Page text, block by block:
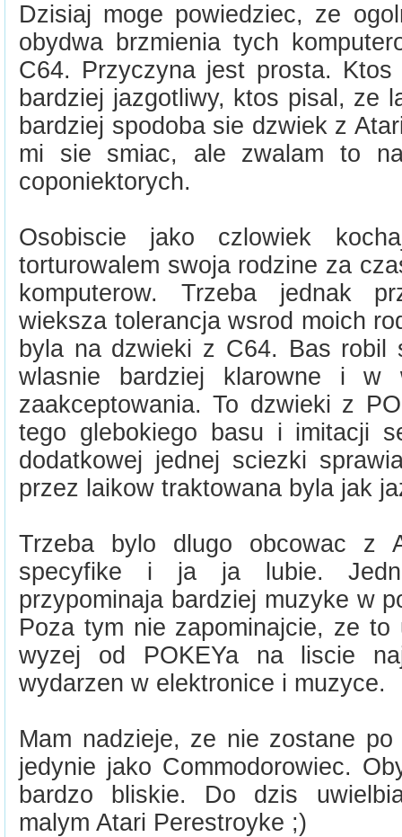
Dzisiaj moge powiedziec, ze
obydwa brzmienia tych
C64. Przyczyna jest prosta.
bardziej jazgotliwy, ktos pisal, ze
bardziej spodoba sie dzwiek z
mi sie smiac, ale zwalam to
coponiektorych.
Osobiscie jako czlowiek
torturowalem swoja rodzine za
komputerow. Trzeba jednak
wieksza tolerancja wsrod moich
byla na dzwieki z C64. Bas robil
wlasnie bardziej klarowne i w
zaakceptowania. To dzwieki z
tego glebokiego basu i imitacji
dodatkowej jednej sciezki
przez laikow traktowana byla jak
Trzeba bylo dlugo obcowac z
specyfike i ja ja lubie.
przypominaja bardziej muzyke w
Poza tym nie zapominajcie, ze
wyzej od POKEYa na liscie
wydarzen w elektronice i muzyce.
Mam nadzieje, ze nie zostane
jedynie jako Commodorowiec.
bardzo bliskie. Do dzis
malym Atari Perestroyke ;)